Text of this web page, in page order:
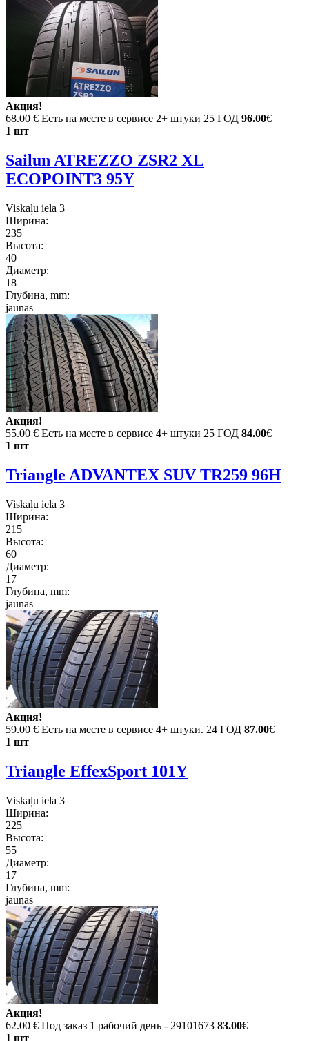
Акция!
68.00 € Есть на месте в сервисе 2+ штуки 25 ГОД 96.00€
1 шт
Sailun ATREZZO ZSR2 XL
ECOPOINT3 95Y
Viskaļu iela 3
Ширина:
235
Высота:
40
Диаметр:
18
Глубина, mm:
jaunas
Акция!
55.00 € Есть на месте в сервисе 4+ штуки 25 ГОД 84.00€
1 шт
Triangle ADVANTEX SUV TR259 96H
Viskaļu iela 3
Ширина:
215
Высота:
60
Диаметр:
17
Глубина, mm:
jaunas
Акция!
59.00 € Есть на месте в сервисе 4+ штуки. 24 ГОД 87.00€
1 шт
Triangle EffexSport 101Y
Viskaļu iela 3
Ширина:
225
Высота:
55
Диаметр:
17
Глубина, mm:
jaunas
Акция!
62.00 € Под заказ 1 рабочий день - 29101673 83.00€
1 шт